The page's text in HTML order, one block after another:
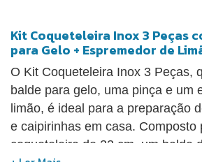
Kit Coqueteleira Inox 3 Peças
para Gelo + Espremedor de
O Kit Coqueteleira Inox 3 Peças,
balde para gelo, uma pinça e um
limão, é ideal para a preparação
e caipirinhas em casa. Composto
coqueteleira de 22 cm, um balde